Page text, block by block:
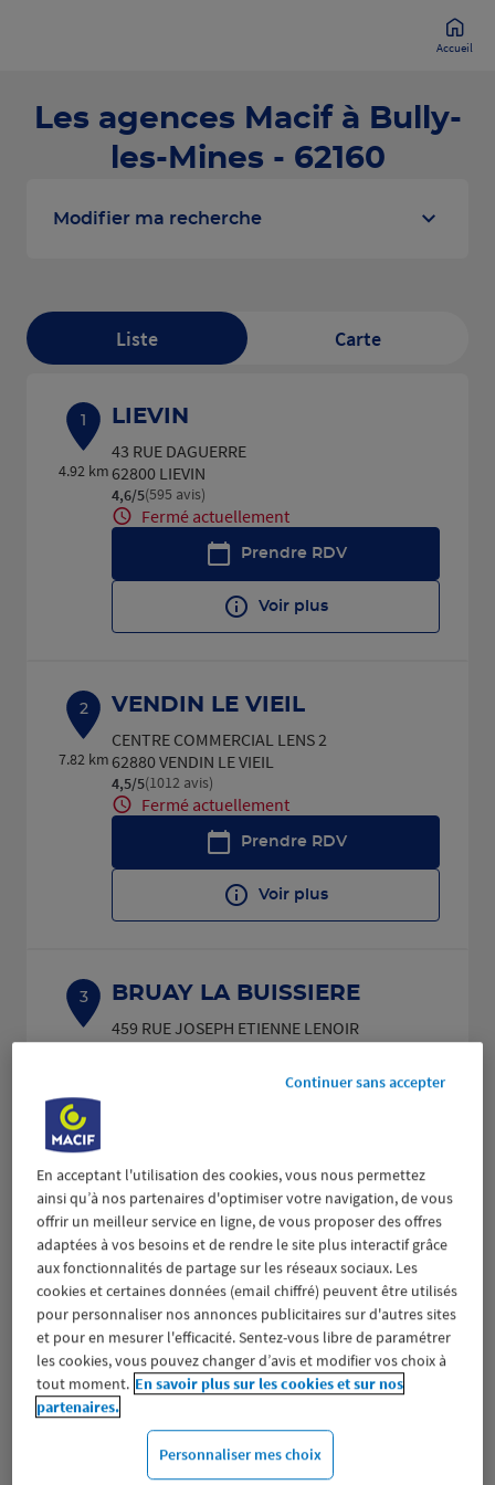
Accueil
Les agences Macif à Bully-
les-Mines - 62160
Modifier ma recherche
Liste Carte
1
4.92 km
LIEVIN
43 RUE DAGUERRE
62800 LIEVIN
4,6/5Note de 4.6 sur 5
(595 avis)
Fermé actuellement
Prendre RDV
Voir plus
2
7.82 km
VENDIN LE VIEIL
CENTRE COMMERCIAL LENS 2
62880 VENDIN LE VIEIL
4,5/5Note de 4.5 sur 5
(1012 avis)
Fermé actuellement
Prendre RDV
Voir plus
3
11.21
BRUAY LA BUISSIERE
459 RUE JOSEPH ETIENNE LENOIR
62700 BRUAY LA BUISSIERE
Fermé actuellement
Voir plus
4
16.25
km
ARRAS
116 AVENUE WINSTON CHURCHILL
62000 ARRAS
4,6/5Note de 4.6 sur 5
(486 avis)
Fermé actuellement
En acceptant l'utilisation des cookies, vous nous permettez
ainsi qu’à nos partenaires d'optimiser votre navigation, de vous
offrir un meilleur service en ligne, de vous proposer des offres
adaptées à vos besoins et de rendre le site plus interactif grâce
aux fonctionnalités de partage sur les réseaux sociaux. Les
cookies et certaines données (email chiffré) peuvent être utilisés
pour personnaliser nos annonces publicitaires sur d'autres sites
et pour en mesurer l'efficacité. Sentez-vous libre de paramétrer
les cookies, vous pouvez changer d’avis et modifier vos choix à
tout moment. En savoir plus sur les cookies et sur nos
partenaires.
Personnaliser mes choix
Continuer sans accepter